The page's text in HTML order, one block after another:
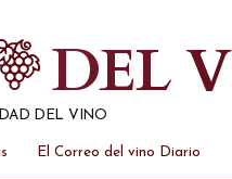
DEL
DEL VINO
El Correo del vino Diario